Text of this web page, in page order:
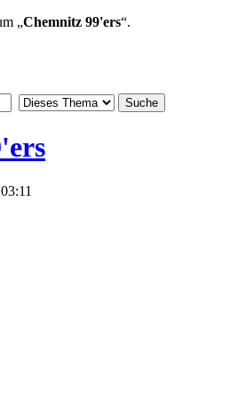
„Chemnitz 99'ers“.